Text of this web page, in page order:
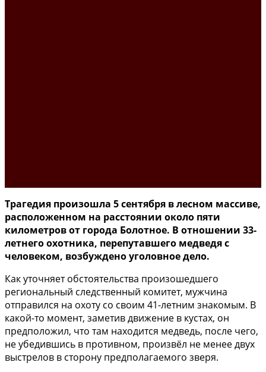
Трагедия произошла 5 сентября в лесном массиве,
расположенном на расстоянии около пяти
километров от города Болотное. В отношении 33-
летнего охотника, перепутавшего медведя с
человеком, возбуждено уголовное дело.
Как уточняет обстоятельства произошедшего
региональный следственный комитет, мужчина
отправился на охоту со своим 41-летним знакомым. В
какой-то момент, заметив движение в кустах, он
предположил, что там находится медведь, после чего,
не убедившись в противном, произвёл не менее двух
выстрелов в сторону предполагаемого зверя.